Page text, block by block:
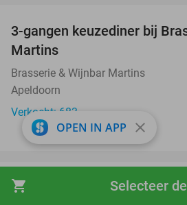
shopping_cart Selecteer
3-gangen keuzediner bij
Martins
Brasserie & Wijnbar Martins
Apeldoorn
Verkocht: 683
2-gangen keuzelunch of
OPEN IN APP close